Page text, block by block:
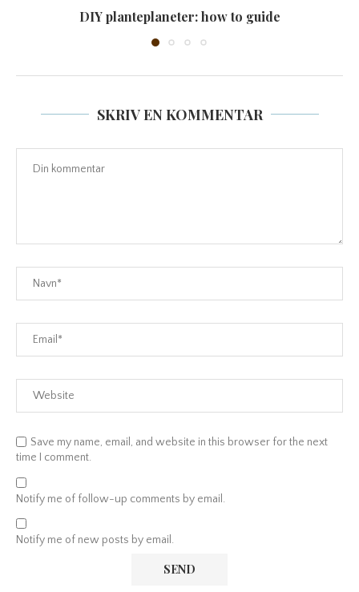
DIY planteplaneter: how to guide
SKRIV EN KOMMENTAR
Save my name, email, and website in this browser for the next
time I comment.
Notify me of follow-up comments by email.
Notify me of new posts by email.